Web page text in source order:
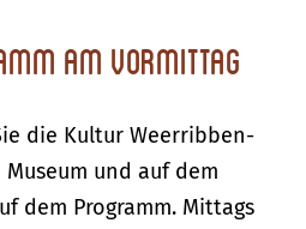
am Vormittag
die Kultur Weerribben-
und auf dem
dem Programm. Mittags